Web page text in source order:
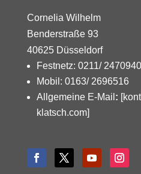
Cornelia Wilhelm
Benderstraße 93
40625 Düsseldorf
Festnetz: 0211/
Mobil: 0163/ 2696516
Allgemeine E-Mail :
klatsch.com]